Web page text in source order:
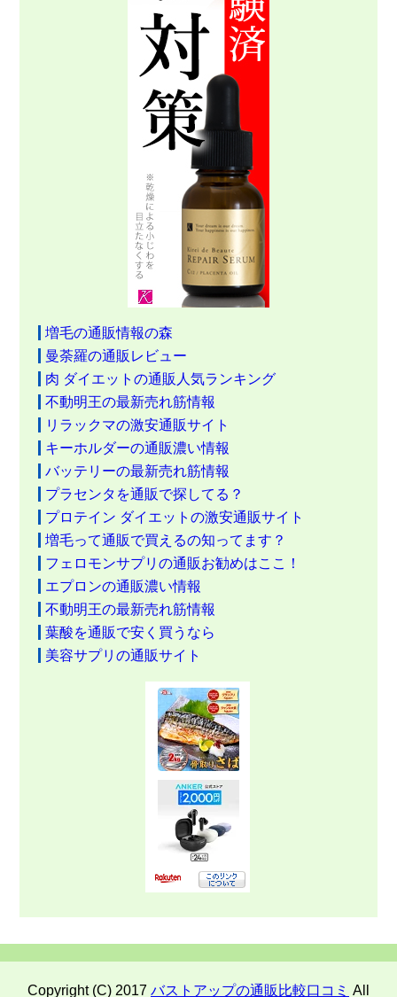
増毛の通販情報の森
曼荼羅の通販レビュー
肉 ダイエットの通販人気ランキング
不動明王の最新売れ筋情報
リラックマの激安通販サイト
キーホルダーの通販濃い情報
バッテリーの最新売れ筋情報
プラセンタを通販で探してる？
プロテイン ダイエットの激安通販サイト
増毛って通販で買えるの知ってます？
フェロモンサプリの通販お勧めはここ！
エプロンの通販濃い情報
不動明王の最新売れ筋情報
葉酸を通販で安く買うなら
美容サプリの通販サイト
Copyright (C) 2017 バストアップの通販比較口コミ All